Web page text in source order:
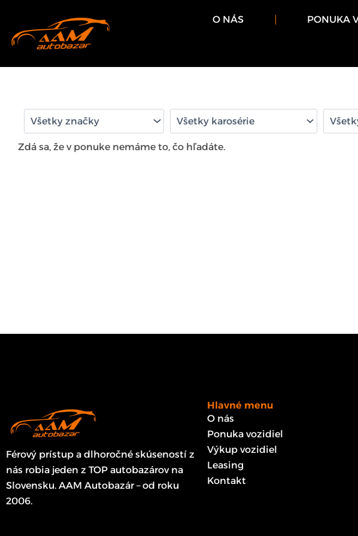
obsah
O NÁS PONUKA
Zdá sa, že v ponuke nemáme to, čo hľadáte.
Férový prístup a dlhoročné skúseností z
nás robia jeden z TOP autobazárov na
Slovensku. AAM Autobazár – od roku
2006.
Hlavné menu
O nás
Ponuka vozidiel
Výkup vozidiel
Leasing
Kontakt